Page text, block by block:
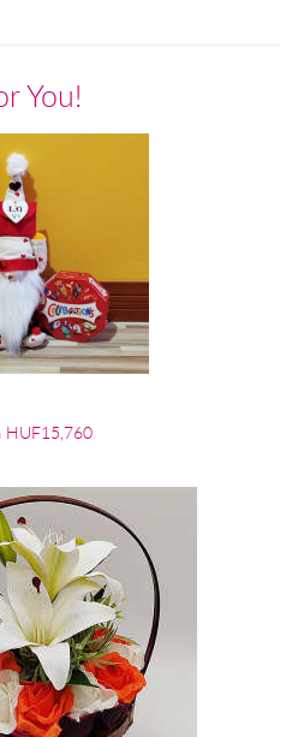
You!
HUF15,760